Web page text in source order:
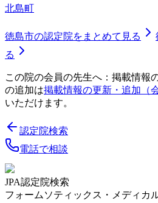
北島町
徳島市の認定院をまとめて見る
る
この院の会員の先生へ：掲載情報
の追加は掲載情報の更新・追加（
いただけます。
認定院検索
電話で相談
JPA認定院検索
フォームソティックス・メディカ